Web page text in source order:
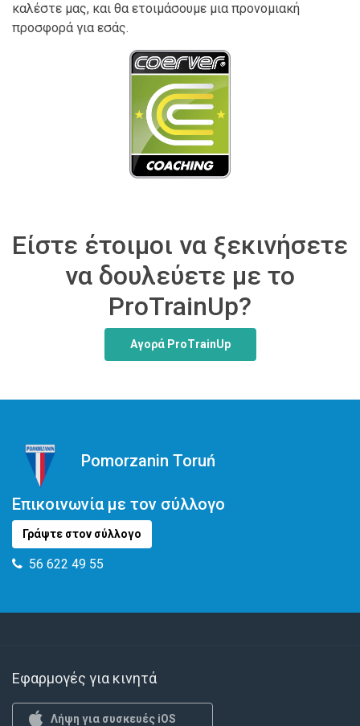
καλέστε μας, και θα ετοιμάσουμε μια προνομιακή
προσφορά για εσάς.
Είστε έτοιμοι να ξεκινήσετε
να δουλεύετε με το
ProTrainUp?
Αγορά ProTrainUp
Pomorzanin Toruń
Επικοινωνία με τον σύλλογο
Γράψτε στον σύλλογο
56 622 49 55
Εφαρμογές για κινητά
Λήψη για συσκευές iOS